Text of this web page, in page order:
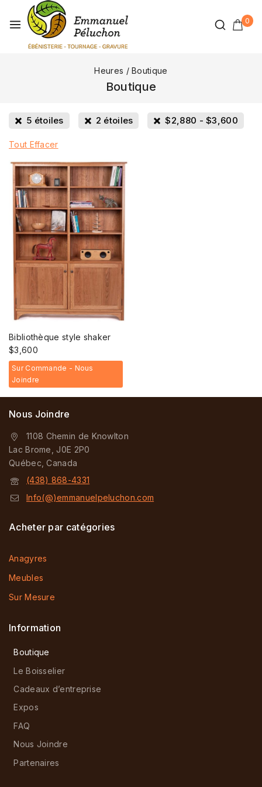
0
Heures / Boutique
Boutique
5 étoiles 2 étoiles $2,880 -$3,600
Tout Effacer
Bibliothèque style shaker
$3,600
Sur Commande - Nous
Joindre
Nous Joindre
1108 Chemin de Knowlton
Lac Brome, J0E 2P0
Québec, Canada
(438) 868-4331
Info(@)emmanuelpeluchon.com
Acheter par catégories
Anagyres
Meubles
Sur Mesure
Information
Boutique
Le Boisselier
Cadeaux d’entreprise
Expos
FAQ
Nous Joindre
Partenaires